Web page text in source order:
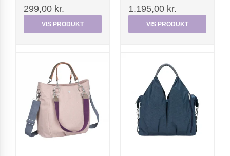
299,00 kr.
VIS PRODUKT
1.195,00 kr.
VIS PRODUKT